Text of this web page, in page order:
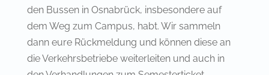
den Bussen in Osnabrück, insbesondere auf
dem Weg zum Campus, habt. Wir sammeln
dann eure Rückmeldung und können diese an
die Verkehrsbetriebe weiterleiten und auch in